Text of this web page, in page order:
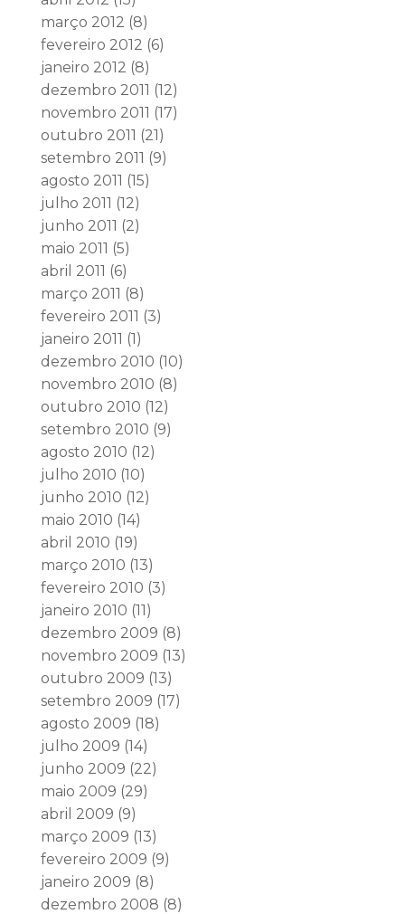
março 2012 (8)
fevereiro 2012 (6)
janeiro 2012 (8)
dezembro 2011 (12)
novembro 2011 (17)
outubro 2011 (21)
setembro 2011 (9)
agosto 2011 (15)
julho 2011 (12)
junho 2011 (2)
maio 2011 (5)
abril 2011 (6)
março 2011 (8)
fevereiro 2011 (3)
janeiro 2011 (1)
dezembro 2010 (10)
novembro 2010 (8)
outubro 2010 (12)
setembro 2010 (9)
agosto 2010 (12)
julho 2010 (10)
junho 2010 (12)
maio 2010 (14)
abril 2010 (19)
março 2010 (13)
fevereiro 2010 (3)
janeiro 2010 (11)
dezembro 2009 (8)
novembro 2009 (13)
outubro 2009 (13)
setembro 2009 (17)
agosto 2009 (18)
julho 2009 (14)
junho 2009 (22)
maio 2009 (29)
abril 2009 (9)
março 2009 (13)
fevereiro 2009 (9)
janeiro 2009 (8)
dezembro 2008 (8)